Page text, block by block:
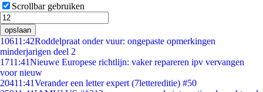
Scrollbar gebruiken
opslaan
10611:42Roddelpraat onder vuur: ongepaste opmerkingen
minderjarigen deel 2
1711:41Nieuwe Europese richtlijn: vaker repareren ipv vervangen
voor nieuw
20411:41Verander een letter expert (7lettereditie) #50